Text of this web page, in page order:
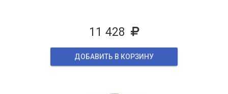
11 428
ДОБАВИТЬ В КОРЗИНУ